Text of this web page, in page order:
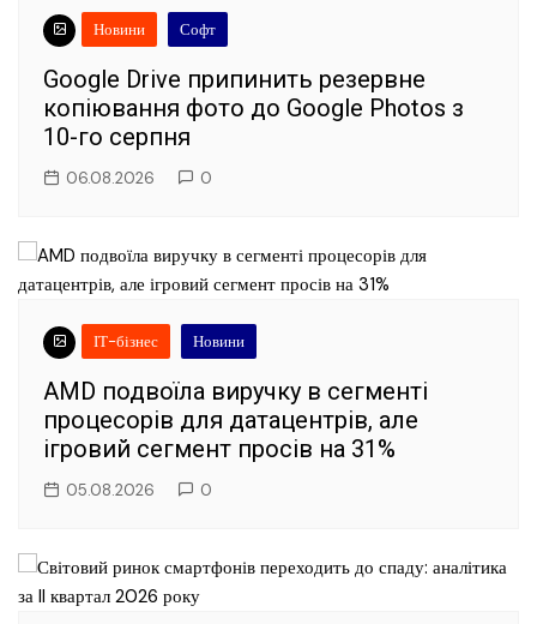
Новини Софт
Google Drive припинить резервне
копіювання фото до Google Photos з
10-го серпня
06.08.2026 0
ІТ-бізнес Новини
AMD подвоїла виручку в сегменті
процесорів для датацентрів, але
ігровий сегмент просів на 31%
05.08.2026 0